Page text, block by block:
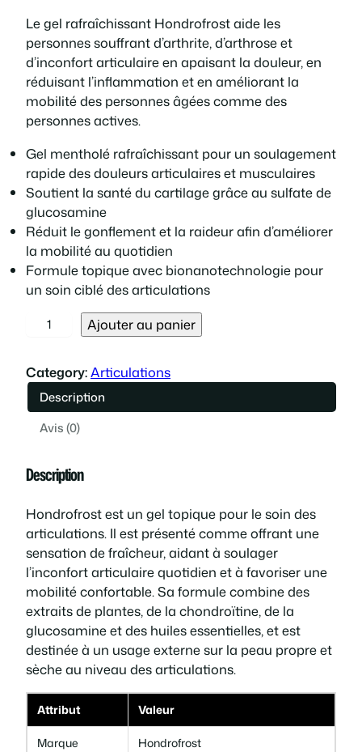
e
p
r
i
x
i
n
i
t
i
t
a
i
t
:
e
p
r
x
a
c
t
t
:
3
9
,
Le gel rafraîchissant Hondrofrost aide les
personnes souffrant d’arthrite, d’arthrose et
d’inconfort articulaire en apaisant la douleur, en
réduisant l’inflammation et en améliorant la
mobilité des personnes âgées comme des
personnes actives.
Gel mentholé rafraîchissant pour un soulagement
rapide des douleurs articulaires et musculaires
Soutient la santé du cartilage grâce au sulfate de
glucosamine
Réduit le gonflement et la raideur afin d’améliorer
la mobilité au quotidien
Formule topique avec bionanotechnologie pour
un soin ciblé des articulations
n
d
H
o
n
d
r
o
f
r
o
s
G
Ajouter au panier
Category:Articulations
Description
Avis (0)
Description
Hondrofrost est un gel topique pour le soin des
articulations. Il est présenté comme offrant une
sensation de fraîcheur, aidant à soulager
l’inconfort articulaire quotidien et à favoriser une
mobilité confortable. Sa formule combine des
extraits de plantes, de la chondroïtine, de la
glucosamine et des huiles essentielles, et est
destinée à un usage externe sur la peau propre et
sèche au niveau des articulations.
Attribut Valeur
Marque Hondrofrost